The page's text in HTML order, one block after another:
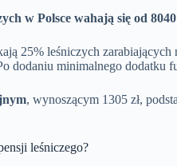
w Polsce wahają się od
25% leśniczych
dodaniu minimalnego dodatku
, wynoszącym 1305 zł,
leśniczego?